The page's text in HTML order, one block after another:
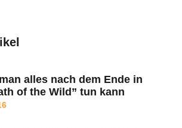
alles nach dem Ende in
of the Wild” tun kann